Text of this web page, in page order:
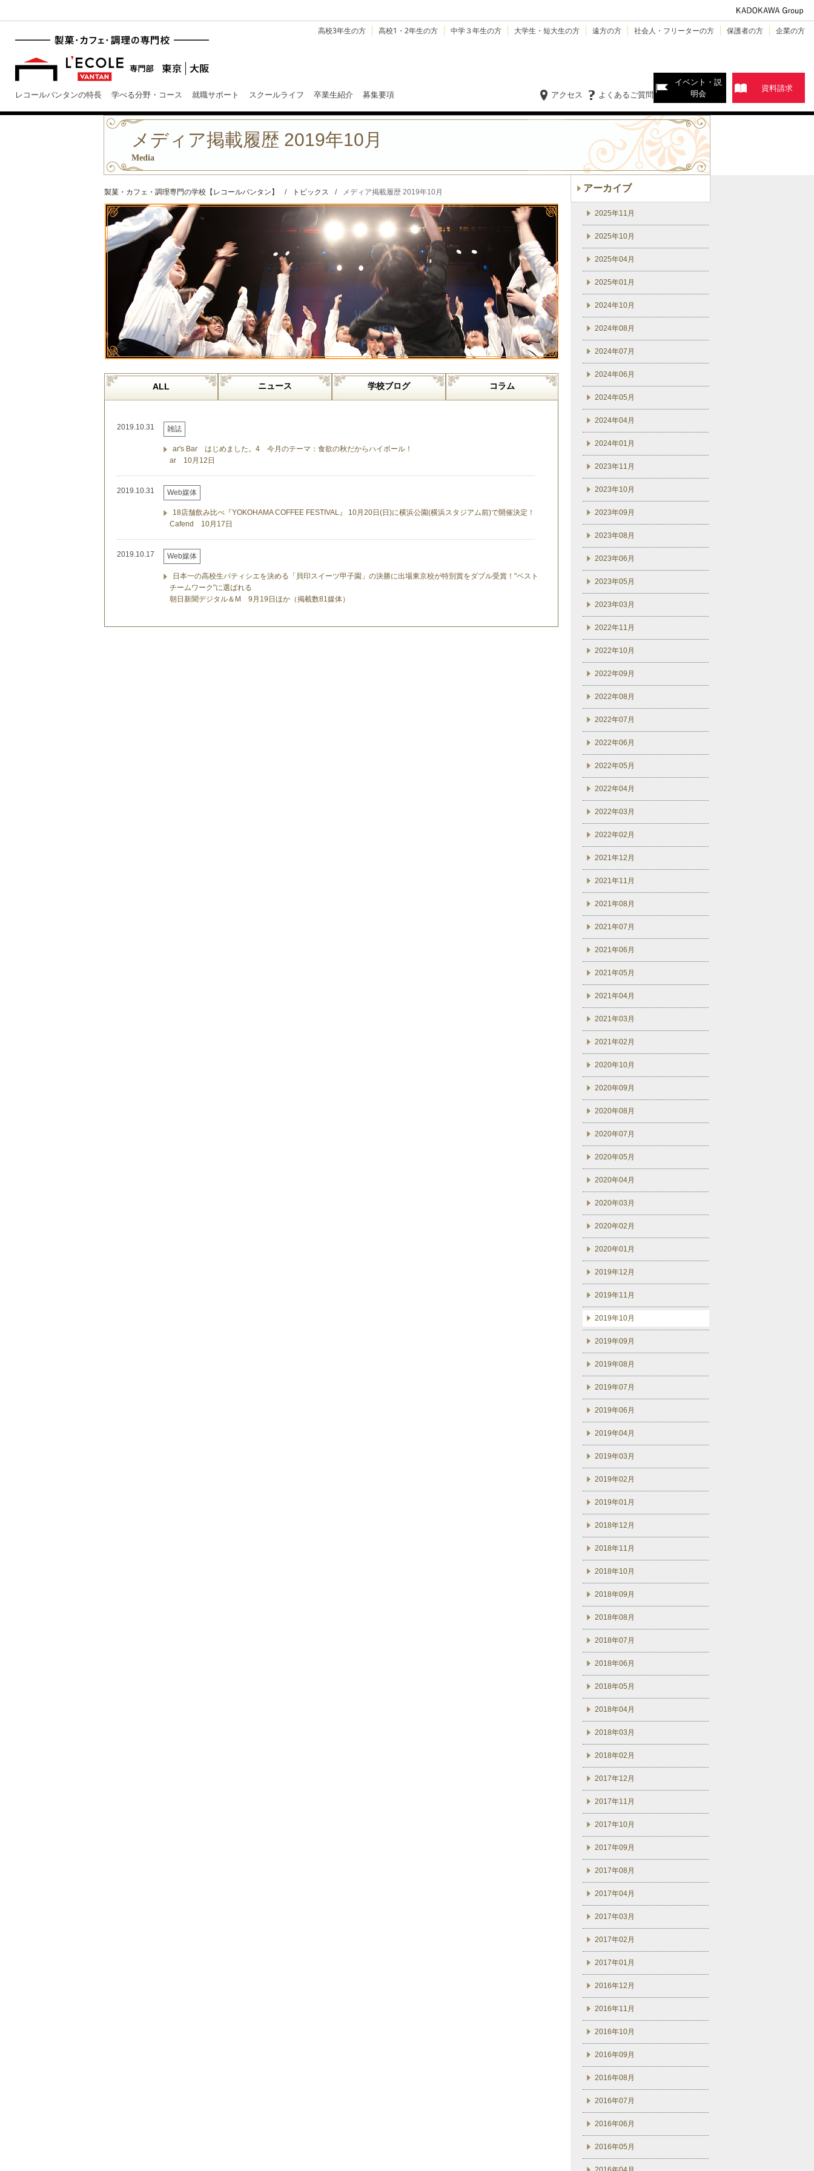
高校3年生の方 高校1・2年生の方 中学３年生の方 大学生・短大生の方 遠方の方 社会人・フリーターの方 保護者の方 企業の方
レコールバンタンの特長 学べる分野・コース 就職サポート スクールライフ 卒業生紹介 募集要項 よくあるご質問
アクセス
イベント・説
明会
資料請求
メディア掲載履歴 2019年10月
Media
製菓・カフェ・調理専門の学校【レコールバンタン】 / トピックス / メディア掲載履歴 2019年10月
ALL ニュース 学校ブログ コラム
2019.10.31 雑誌
ar's Bar はじめました。4 今月のテーマ：食欲の秋だからハイボール！
ar 10月12日
2019.10.31 Web媒体
18店舗飲み比べ『YOKOHAMA COFFEE FESTIVAL』 10月20日(日)に横浜公園(横浜スタジアム前)で開催決定！
Cafend 10月17日
2019.10.17 Web媒体
日本一の高校生パティシエを決める「貝印スイーツ甲子園」の決勝に出場東京校が特別賞をダブル受賞！"ベスト
チームワーク"に選ばれる
朝日新聞デジタル＆M 9月19日ほか（掲載数81媒体）
アーカイブ
2025年11月
2025年10月
2025年04月
2025年01月
2024年10月
2024年08月
2024年07月
2024年06月
2024年05月
2024年04月
2024年01月
2023年11月
2023年10月
2023年09月
2023年08月
2023年06月
2023年05月
2023年03月
2022年11月
2022年10月
2022年09月
2022年08月
2022年07月
2022年06月
2022年05月
2022年04月
2022年03月
2022年02月
2021年12月
2021年11月
2021年08月
2021年07月
2021年06月
2021年05月
2021年04月
2021年03月
2021年02月
2020年10月
2020年09月
2020年08月
2020年07月
2020年05月
2020年04月
2020年03月
2020年02月
2020年01月
2019年12月
2019年11月
2019年10月
2019年09月
2019年08月
2019年07月
2019年06月
2019年04月
2019年03月
2019年02月
2019年01月
2018年12月
2018年11月
2018年10月
2018年09月
2018年08月
2018年07月
2018年06月
2018年05月
2018年04月
2018年03月
2018年02月
2017年12月
2017年11月
2017年10月
2017年09月
2017年08月
2017年04月
2017年03月
2017年02月
2017年01月
2016年12月
2016年11月
2016年10月
2016年09月
2016年08月
2016年07月
2016年06月
2016年05月